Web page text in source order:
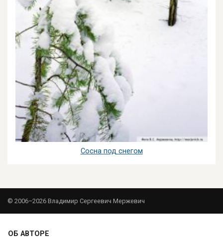
Сосна под снегом
© 2006–2026 Владимир Сергеевич Мержевич
ОБ АВТОРЕ